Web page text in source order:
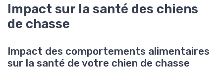
Impact sur la santé des chiens
de chasse
Impact des comportements alimentaires
sur la santé de votre chien de chasse